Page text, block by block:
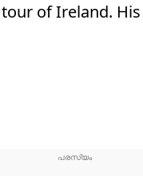
of Ireland.